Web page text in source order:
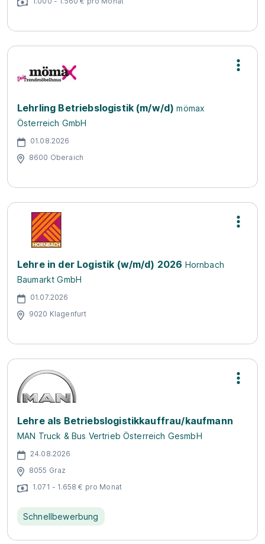
Lehrling Betriebslogistik (m/w/d) mömax
Österreich GmbH
01.08.2026
8600 Oberaich
Lehre in der Logistik (w/m/d) 2026 Hornbach
Baumarkt GmbH
01.07.2026
9020 Klagenfurt
Lehre als Betriebslogistikkauffrau/kaufmann
MAN Truck & Bus Vertrieb Österreich GesmbH
24.08.2026
8055 Graz
1.071 - 1.658 € pro Monat
Schnellbewerbung